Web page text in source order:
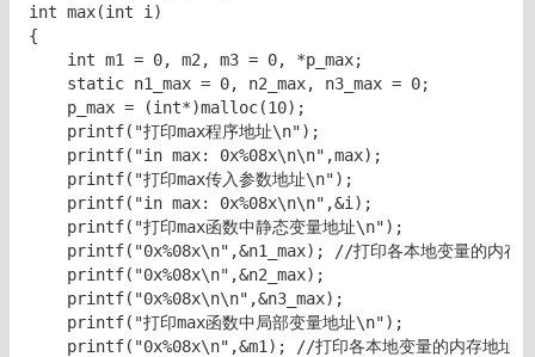
int max(int i)
{
    int m1 = 0, m2, m3 = 0, *p_max;
    static n1_max = 0, n2_max, n3_max = 0;
    p_max = (int*)malloc(10);
    printf("打印max程序地址\n");
    printf("in max: 0x%08x\n\n",max);
    printf("打印max传入参数地址\n");
    printf("in max: 0x%08x\n\n",&i);
    printf("打印max函数中静态变量地址\n");
printf("0x%08x\n",&n1_max); //打印各本地变量的内存
    printf("0x%08x\n",&n2_max);
    printf("0x%08x\n\n",&n3_max);
    printf("打印max函数中局部变量地址\n");
    printf("0x%08x\n",&m1); //打印各本地变量的内存地址